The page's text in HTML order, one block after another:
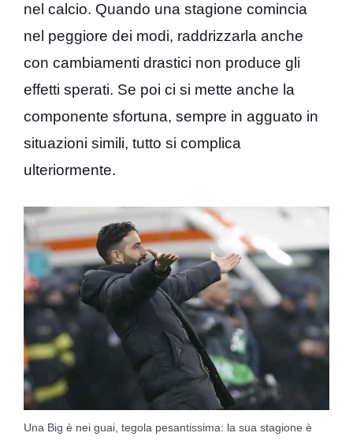
nel calcio. Quando una stagione comincia
nel peggiore dei modi, raddrizzarla anche
con cambiamenti drastici non produce gli
effetti sperati. Se poi ci si mette anche la
componente sfortuna, sempre in agguato in
situazioni simili, tutto si complica
ulteriormente.
Una Big è nei guai, tegola pesantissima: la sua stagione è